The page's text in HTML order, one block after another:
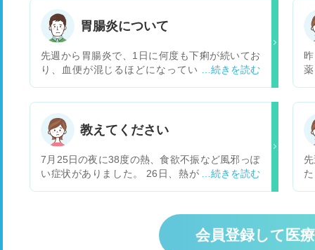
胃腸炎について
先週から胃腸炎で、1日に何度も下痢が続いてお
り、血便が混じるほどになっています。ここ数
子供のストレスも大きくなっています。お医者さ
んからは断食や食事制限をしています。何か他の
食べ物で、子供に食べさせて良いものはありませ
んでしょうか？教えてください。
教えてください
7月25日の夜に38度の熱、食欲不振など風邪っぽ
い症状がありました。 26日、熱が下がらず、食
が食欲はなく、下痢が続きました。色が黒っぽい
のと鮮血が出ています。排便時特に痛みはありま
せん。病院を受診したところ胃腸炎とのことでし
会員登録して医